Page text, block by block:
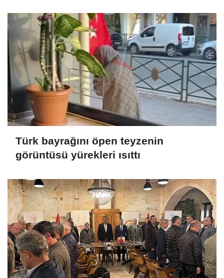
Türk bayrağını öpen teyzenin
görüntüsü yürekleri ısıttı